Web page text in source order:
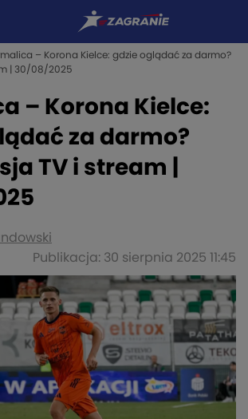
– Korona Kielce: gdzie oglądać za darmo?
| 30/08/2025
– Korona Kielce:
za darmo?
TV i stream |
Publikacja: 30 sierpnia 2025 11:45